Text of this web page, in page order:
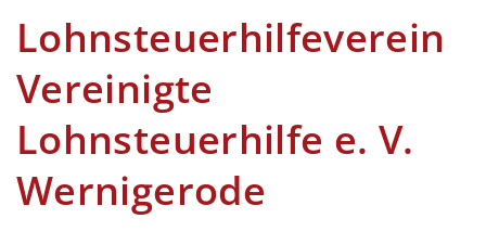
Lohnsteuerhilfeverein
Vereinigte
Lohnsteuerhilfe e. V.
Wernigerode